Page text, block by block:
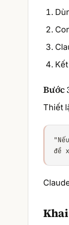
Bước
Thiết
đề